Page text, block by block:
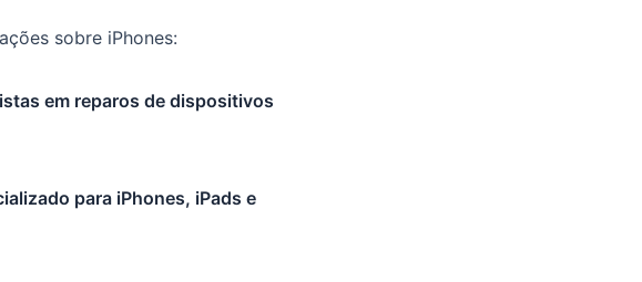
sobre iPhones:
em reparos de dispositivos
para iPhones, iPads e